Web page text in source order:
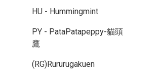
HU - Hummingmint
PY - PataPatapeppy-貓頭
鷹
(RG)Rururugakuen